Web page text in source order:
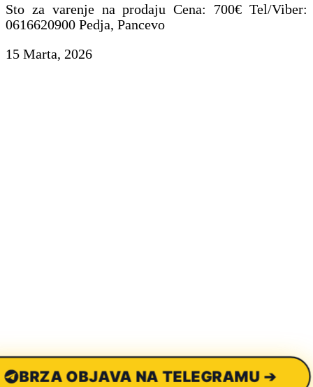
BRZA OBJAVA NA TELEGRAMU ➔
Sto za varenje na prodaju Cena: 700€ Tel/Viber:
0616620900 Pedja, Pancevo
15 Marta, 2026